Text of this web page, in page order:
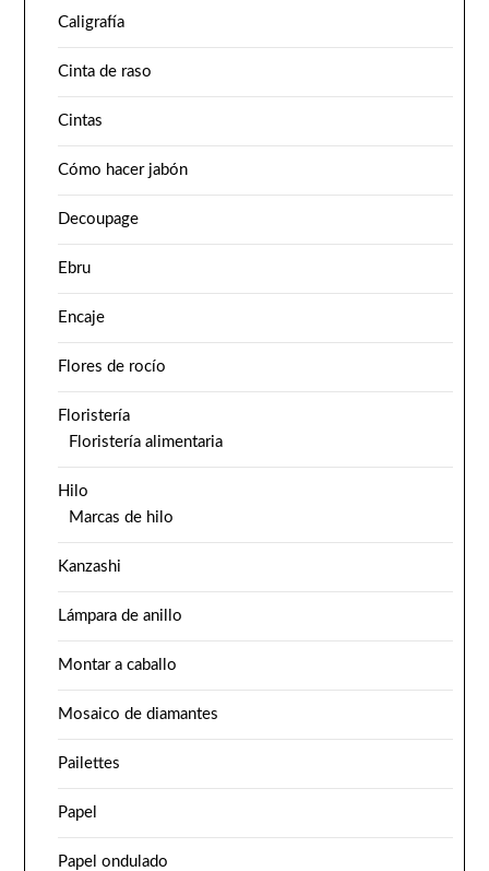
Caligrafía
Cinta de raso
Cintas
Cómo hacer jabón
Decoupage
Ebru
Encaje
Flores de rocío
Floristería
Floristería alimentaria
Hilo
Marcas de hilo
Kanzashi
Lámpara de anillo
Montar a caballo
Mosaico de diamantes
Pailettes
Papel
Papel ondulado